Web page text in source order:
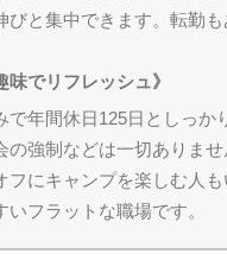
びと集中できます。転勤も
味でリフレッシュ》
で年間休日125日としっか
の強制などは一切ありま
フにキャンプを楽しむ人
いフラットな職場です。